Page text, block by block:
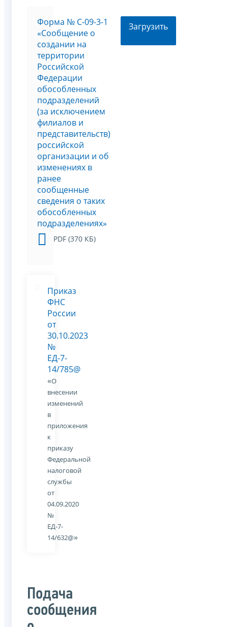
Форма № С-09-3-1
«Сообщение о
создании на
территории
Российской
Федерации
обособленных
подразделений
(за исключением
филиалов и
представительств)
российской
организации и об
изменениях в
ранее
сообщенные
сведения о таких
обособленных
подразделениях»
PDF (370 КБ)
Загрузить
Приказ
ФНС
России
от
30.10.2023
№
ЕД-7-
14/785@
«О
внесении
изменений
в
приложения
к
приказу
Федеральной
налоговой
службы
от
04.09.2020
№
ЕД-7-
14/632@»
Подача
сообщения